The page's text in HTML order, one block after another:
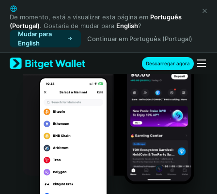
English
日本語
Tiếng Việt
Русский
Español (Latinoamérica)
Türkçe
Italiano
Português (Portugal)
Bahasa Indonesia
De momento, está a visualizar esta página em Português
(Portugal). Gostaria de mudar para English?
Mudar para
English
Continuar em Português (Portugal)
Descarregar agora